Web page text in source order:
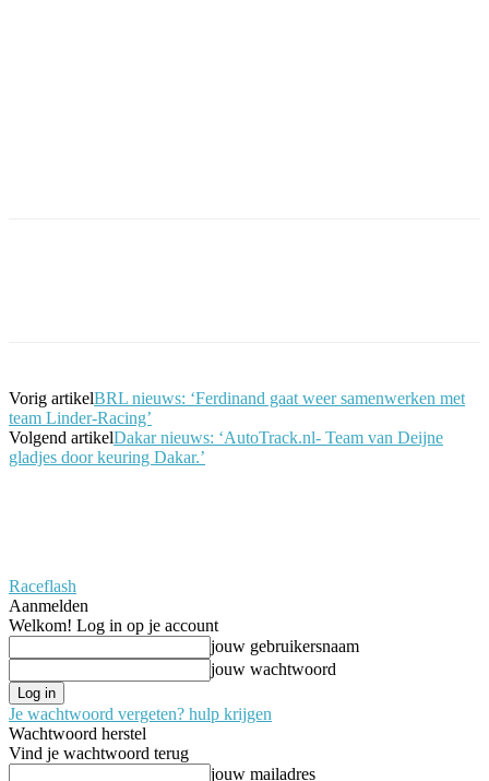
Vorig artikelBRL nieuws: ‘Ferdinand gaat weer samenwerken met
team Linder-Racing’
Volgend artikelDakar nieuws: ‘AutoTrack.nl- Team van Deijne
gladjes door keuring Dakar.’
Raceflash
Aanmelden
Welkom! Log in op je account
jouw gebruikersnaam
jouw wachtwoord
Je wachtwoord vergeten? hulp krijgen
Wachtwoord herstel
Vind je wachtwoord terug
jouw mailadres